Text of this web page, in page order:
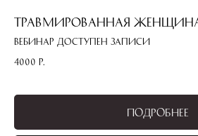
Травмированная
Вебинар доступен записи
4000 р.
Подробнее